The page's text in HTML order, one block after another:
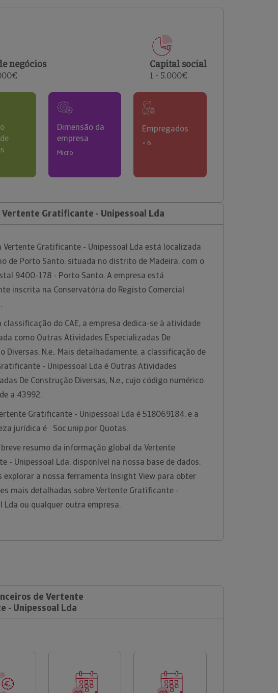
comerciais e analisar o risco de incumprimento dos
negócios Capital social
1 - 5.000€
Dimensão da
empresa
Micro
Empregados
< 6
Vertente Gratificante - Unipessoal Lda
Vertente Gratificante - Unipessoal Lda está localizada
de Porto Santo, situada no distrito de Madeira, com o
9400-178 - Porto Santo. A empresa está
inscrita na Conservatória do Registo Comercial
classificação do CAE, a empresa dedica-se à atividade
como Outras Atividades Especializadas De
Diversas, N.e.. Mais detalhadamente, a classificação de
- Unipessoal Lda é Outras Atividades
De Construção Diversas, N.e., cujo código numérico
a 43992.
Gratificante - Unipessoal Lda é 518069184, e a
jurídica é Soc.unip.por Quotas.
resumo da informação global da Vertente
- Unipessoal Lda, disponível na nossa base de dados.
explorar a nossa ferramenta Insight View para obter
mais detalhadas sobre Vertente Gratificante -
Lda ou qualquer outra empresa.
de Vertente
- Unipessoal Lda